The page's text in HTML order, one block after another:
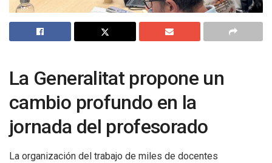
La Generalitat propone un
cambio profundo en la
jornada del profesorado
La organización del trabajo de miles de docentes